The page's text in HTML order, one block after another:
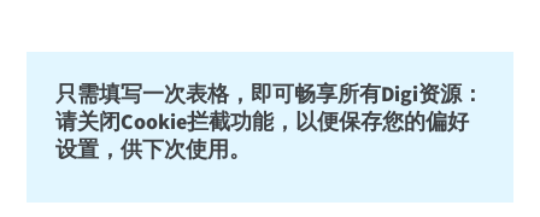
只需填写一次表格，即可畅享所有Digi资源：
请关闭Cookie拦截功能，以便保存您的偏好
设置，供下次使用。